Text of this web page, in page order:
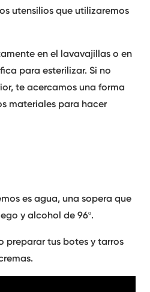
utensilios que utilizaremos
en el lavavajillas o en
para esterilizar. Si no
te acercamos una forma
materiales para hacer
es agua, una sopera que
y alcohol de 96º.
preparar tus botes y tarros